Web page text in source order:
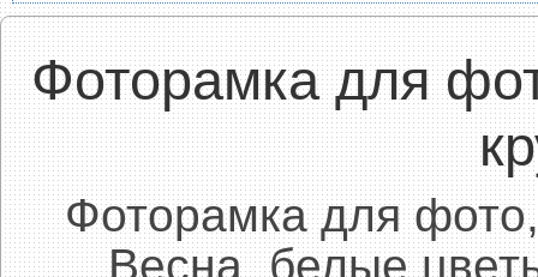
Фоторамка для
Фоторамка для
Весна, белые